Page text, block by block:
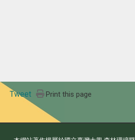
Tweet Print this page